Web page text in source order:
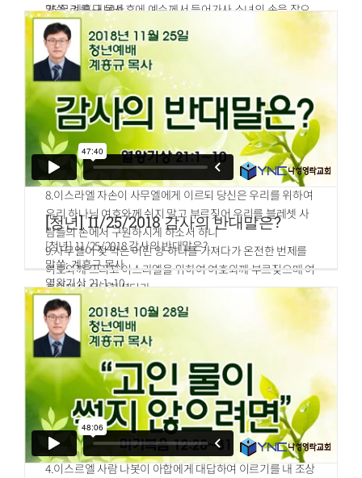
25.무리를 내보낸 후에 예수께서 들어가사 소녀의 손을 잡으
시매 일어나는지라
26.그 소문이 그 온 땅에 퍼지더라
말씀: 계흥규 목사
사무엘상 7:5~12
5.사무엘이 이르되 온 이스라엘은 미스바로 모이라 내가 너희
를 위하여 여호와께 기도하리라 하매
6.그들이 미스바에 모여 물을 길어 여호와 앞에 붓고 그 날 종
일 금식하고 거기에서 이르되 우리가 여호와께 범죄하였나이
다 하니라 사무엘이 미스바에서 이스라엘 자손을 다스리니라
7.이스라엘 자손이 미스바에 모였다 함을 블레셋 사람들이 듣
고 그들의 방백들이 이스라엘을 치러 올라온지라 이스라엘
자손들이 듣고 블레셋 사람들을 두려워하여
8.이스라엘 자손이 사무엘에게 이르되 당신은 우리를 위하여
우리 하나님 여호와께 쉬지 말고 부르짖어 우리를 블레셋 사
람들의 손에서 구원하시게 하소서 하니
9.사무엘이 젖 먹는 어린 양 하나를 가져다가 온전한 번제를
여호와께 드리고 이스라엘을 위하여 여호와께 부르짖으매 여
호와께서 응답하셨더라
10.사무엘이 번제를 드릴 때에 블레셋 사람이 이스라엘과 싸
우려고 가까이 오매 그 날에 여호와께서 블레셋 사람에게 큰
우레를 발하여 그들을 어지럽게 하시니 그들이 이스라엘 앞
에 패한지라
11.이스라엘 사람들이 미스바에서 나가서 블레셋 사람들을
추격하여 벧갈 아래에 이르기까지 쳤더라
12.사무엘이 돌을 취하여 미스바와 센 사이에 세워 이르되 여
호와께서 여기까지 우리를 도우셨다 하고 그 이름을 에벤에
셀이라 하니라
[청년] 11/25/2018 감사의 반대말은?
[청년] 11/25/2018 감사의 반대말은?
말씀: 계흥규 목사
열왕기상 21:1~10
1.그 후에 이 일이 있으니라 이스르엘 사람 나봇에게 이스르
엘에 포도원이 있어 사마리아의 왕 아합의 왕궁에서 가깝더
니
2.아합이 나봇에게 말하여 이르되 네 포도원이 내 왕궁 곁에
가까이 있으니 내게 주어 채소 밭을 삼게 하라 내가 그 대신에
그보다 더 아름다운 포도원을 네게 줄 것이요 만일 네가 좋게
여기면 그 값을 돈으로 네게 주리라
3.나봇이 아합에게 말하되 내 조상의 유산을 왕에게 주기를
여호와께서 금하실지로다 하니
4.이스르엘 사람 나봇이 아합에게 대답하여 이르기를 내 조상